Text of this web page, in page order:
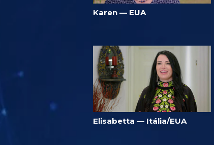
Karen — EUA
Elisabetta — Itália/EUA